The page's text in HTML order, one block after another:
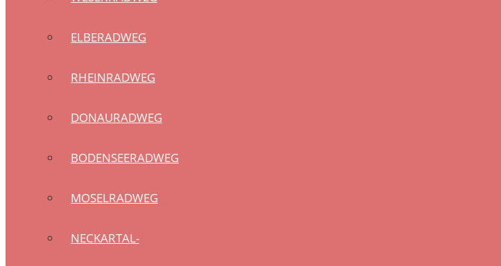
ELBERADWEG
RHEINRADWEG
DONAURADWEG
BODENSEERADWEG
MOSELRADWEG
NECKARTAL-